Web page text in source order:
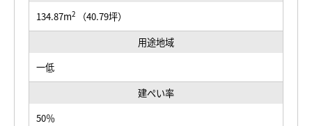
134.87m2
（40.79坪）
用途地域
一低
建ぺい率
50％